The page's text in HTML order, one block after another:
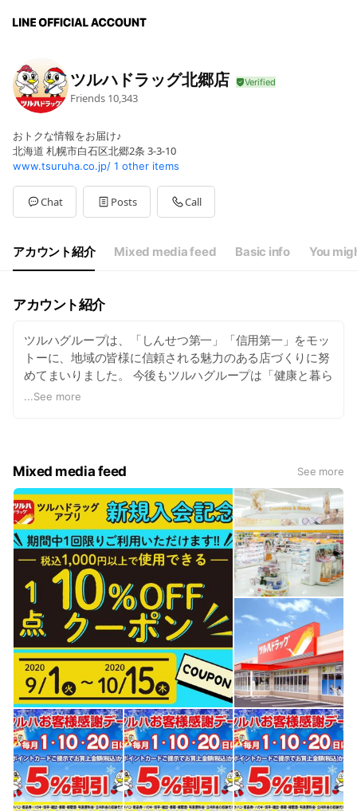
ツルハドラッグ北郷店
Friends 10,343
おトクな情報をお届け♪
北海道 札幌市白石区北郷2条 3-3-10
www.tsuruha.co.jp/ 1 other items
Chat Posts Call
アカウント紹介 Mixed media feed Basic info You
アカウント紹介
ツルハグループは、「しんせつ第一」「信用第一」をモッ
トーに、地域の皆様に信頼される魅力のある店づくりに努
めてまいりました。 今後もツルハグループは「健康と暮ら
しのパートナー」を合言葉に医薬品から毎日の生活に役立
...See more
Mixed media feed See more